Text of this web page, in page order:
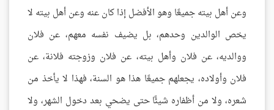
وعن أهل بيته جميعًا وهو الأفضل إذا كان عنه وعن أهل بيته لا
يخص الوالدين وحدهم، بل يضيف نفسه معهم، عن فلان
ووالديه، عن فلان وأهل بيته، عن فلان وزوجته فلانة، عن
فلان وأولاده، يجعلهم جميعًا هذا هو السنة، فهذا لا يأخذ من
شعره، ولا من أظفاره شيئًا حتى يضحي بعد دخول الشهر، ولا